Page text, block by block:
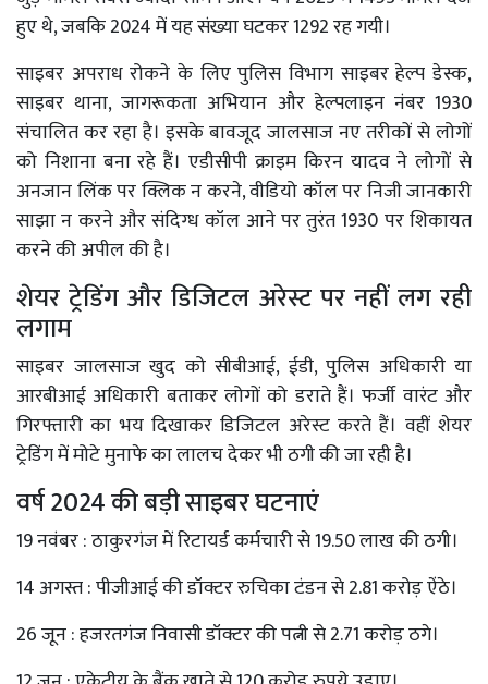
हुए थे, जबकि 2024 में यह संख्या घटकर 1292 रह गयी।
साइबर अपराध रोकने के लिए पुलिस विभाग साइबर हेल्प डेस्क,
साइबर थाना, जागरूकता अभियान और हेल्पलाइन नंबर 1930
संचालित कर रहा है। इसके बावजूद जालसाज नए तरीकों से लोगों
को निशाना बना रहे हैं। एडीसीपी क्राइम किरन यादव ने लोगों से
अनजान लिंक पर क्लिक न करने, वीडियो कॉल पर निजी जानकारी
साझा न करने और संदिग्ध कॉल आने पर तुरंत 1930 पर शिकायत
करने की अपील की है।
शेयर ट्रेडिंग और डिजिटल अरेस्ट पर नहीं लग रही
लगाम
साइबर जालसाज खुद को सीबीआई, ईडी, पुलिस अधिकारी या
आरबीआई अधिकारी बताकर लोगों को डराते हैं। फर्जी वारंट और
गिरफ्तारी का भय दिखाकर डिजिटल अरेस्ट करते हैं। वहीं शेयर
ट्रेडिंग में मोटे मुनाफे का लालच देकर भी ठगी की जा रही है।
वर्ष 2024 की बड़ी साइबर घटनाएं
19 नवंबर : ठाकुरगंज में रिटायर्ड कर्मचारी से 19.50 लाख की ठगी।
14 अगस्त : पीजीआई की डॉक्टर रुचिका टंडन से 2.81 करोड़ ऐंठे।
26 जून : हजरतगंज निवासी डॉक्टर की पत्नी से 2.71 करोड़ ठगे।